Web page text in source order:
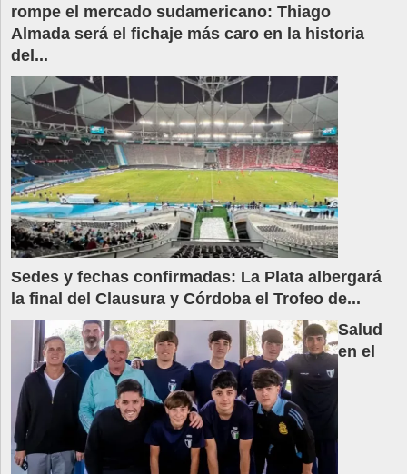
rompe el mercado sudamericano: Thiago
Almada será el fichaje más caro en la historia
del...
Sedes y fechas confirmadas: La Plata albergará
la final del Clausura y Córdoba el Trofeo de...
Salud
en el